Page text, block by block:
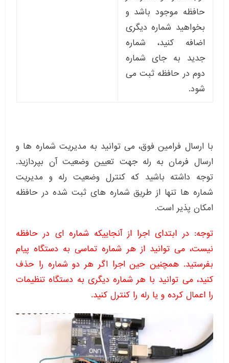
حافظه موجود باشد و
بخواهید شماره دیگری
اضافه کنید، شماره
جدید به جای شماره
دوم در حافظه ثبت می
شود.
با ارسال فرامین فوق، می توانید به مدیریت شماره ها و
ارسال فرمان به رله جهت تعیین وضعیت آن بپردازید.
توجه داشته باشید که کنترل وضعیت رله و مدیریت
شماره ها تنها از طریق شماره های ثبت شده در حافظه
امکان پذیر است.
توجه: در ابتدای اجرا از آنجاییکه شماره ای در حافظه
نیست، می توانید از هر شماره تماسی به دستگاه پیام
بفرستید. همچنین حین اجرا اگر هر دو شماره را حذف
کنید، می توانید با هر شماره دیگری به دستگاه تنظیمات
را اعمال کرده و یا رله را کنترل کنید.